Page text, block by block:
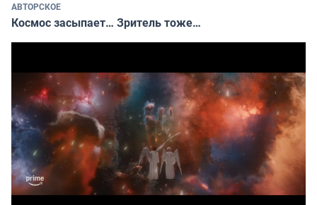
АВТОРСКОЕ
Космос засыпает… Зритель тоже…